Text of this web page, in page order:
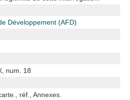
Développement (AFD)
, num. 18
réf., Annexes.